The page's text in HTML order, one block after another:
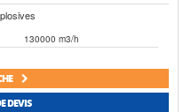
130000 m3/h
DEVIS